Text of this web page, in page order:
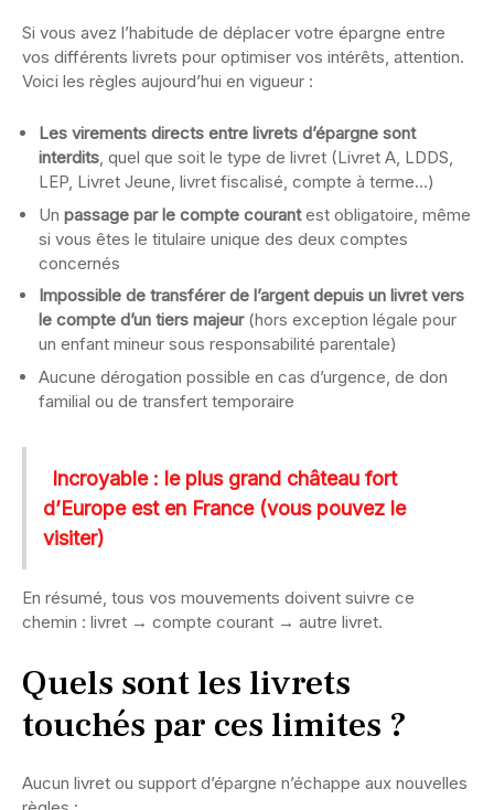
Si vous avez l’habitude de déplacer votre épargne entre
vos différents livrets pour optimiser vos intérêts, attention.
Voici les règles aujourd’hui en vigueur :
Les virements directs entre livrets d’épargne sont
interdits, quel que soit le type de livret (Livret A, LDDS,
LEP, Livret Jeune, livret fiscalisé, compte à terme…)
Un passage par le compte courantest obligatoire, même
si vous êtes le titulaire unique des deux comptes
concernés
Impossible de transférer de l’argent depuis un livret vers
le compte d’un tiers majeur(hors exception légale pour
un enfant mineur sous responsabilité parentale)
Aucune dérogation possible en cas d’urgence, de don
familial ou de transfert temporaire
Incroyable : le plus grand château fort
d’Europe est en France (vous pouvez le
visiter)
En résumé, tous vos mouvements doivent suivre ce
chemin : livret → compte courant → autre livret.
Quels sont les livrets
touchés par ces limites ?
Aucun livret ou support d’épargne n’échappe aux nouvelles